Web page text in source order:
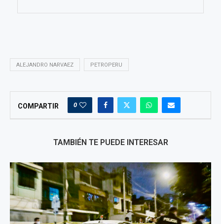
ALEJANDRO NARVAEZ PETROPERU
COMPARTIR 0
TAMBIÉN TE PUEDE INTERESAR